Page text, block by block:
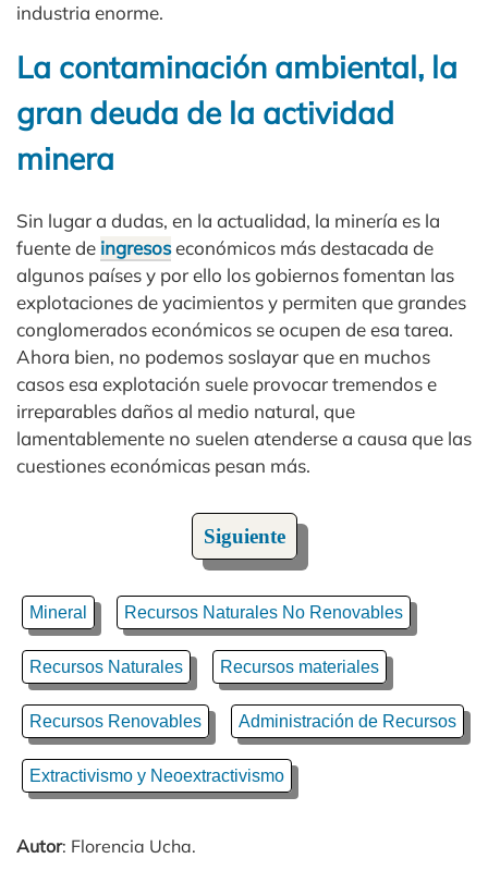
industria enorme.
La contaminación ambiental, la
gran deuda de la actividad
minera
Sin lugar a dudas, en la actualidad, la minería es la
fuente de ingresoseconómicos más destacada de
algunos países y por ello los gobiernos fomentan las
explotaciones de yacimientos y permiten que grandes
conglomerados económicos se ocupen de esa tarea.
Ahora bien, no podemos soslayar que en muchos
casos esa explotación suele provocar tremendos e
irreparables daños al medio natural, que
lamentablemente no suelen atenderse a causa que las
cuestiones económicas pesan más.
Siguiente
Mineral Recursos Naturales No Renovables
Recursos Naturales Recursos materiales
Recursos Renovables Administración de Recursos
Extractivismo y Neoextractivismo
Autor: Florencia Ucha.